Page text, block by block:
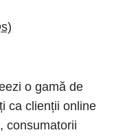
o gamă de
ca clienții online
consumatorii